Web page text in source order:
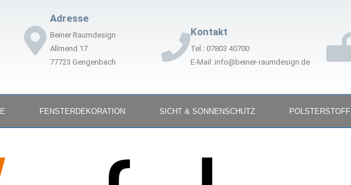
Adresse
Beiner Raumdesign
Allmend 17
77723 Gengenbach
Kontakt
Tel.: 07803 40700
E-Mail: info@beiner-raumdesign.de
FENSTERDEKORATION SICHT & SONNENSCHUTZ POLSTERSTOFF